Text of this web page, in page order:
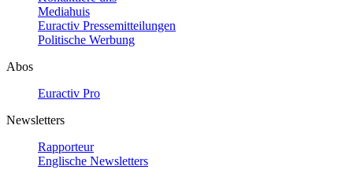
Mediahuis
Euractiv Pressemitteilungen
Politische Werbung
Abos
Euractiv Pro
Newsletters
Rapporteur
Englische Newsletters